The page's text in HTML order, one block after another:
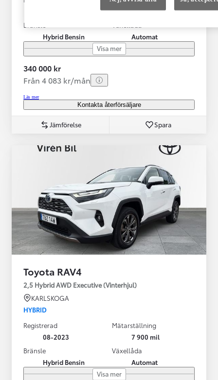
682 mil
Bränsle
Hybrid Bensin
Automat
Visa mer
340 000 kr
Från 4 083 kr/mån
Läs mer
Kontakta återförsäljare
Jämförelse Spara
Toyota RAV4
2,5 Hybrid AWD Executive (Vinterhjul)
KARLSKOGA
HYBRID
Registrerad
08-2023
Mätarställning
7 900 mil
Bränsle
Hybrid Bensin
Växellåda
Automat
Visa mer